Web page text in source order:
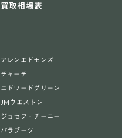
買取相場表
アレンエドモンズ
チャーチ
エドワードグリーン
JMウエストン
ジョセフ・チーニー
パラブーツ